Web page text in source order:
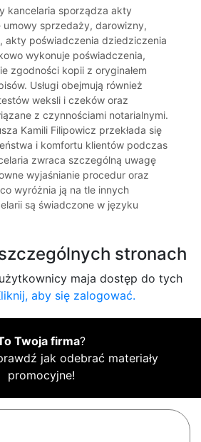
kancelaria sporządza akty
umowy sprzedaży, darowizny,
akty poświadczenia dziedziczenia
wykonuje poświadczenia,
zgodności kopii z oryginałem
Usługi obejmują również
weksli i czeków oraz
z czynnościami notarialnymi.
Kamili Filipowicz przekłada się
i komfortu klientów podczas
zwraca szczególną uwagę
wyjaśnianie procedur oraz
wyróżnia ją na tle innych
są świadczone w języku
stronach
maja dostęp do tych
aby się zalogować.
Twoja firma?
jak odebrać materiały
promocyjne!